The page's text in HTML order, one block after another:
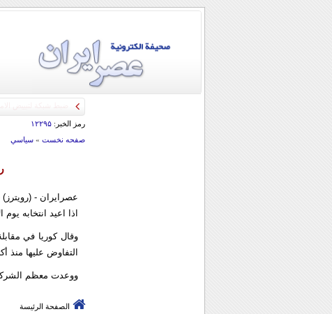
رمز الخبر: ۱۲۲۹۵
صفحه نخست» سياسي
عصرایران -
اذا اعيد انتخابه
وقال كوريا في
التفاوض عليها منذ
ووعدت معظم
الصفحة الرئيسة